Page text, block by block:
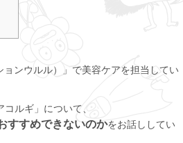
ョンウルル）」で美容ケアを担当してい
ルギ」について、
すすめできないのかをお話ししてい